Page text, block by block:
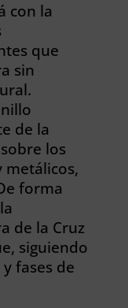
con la
que
sin
de la
los
metálicos,
forma
de la Cruz
siguiendo
fases de